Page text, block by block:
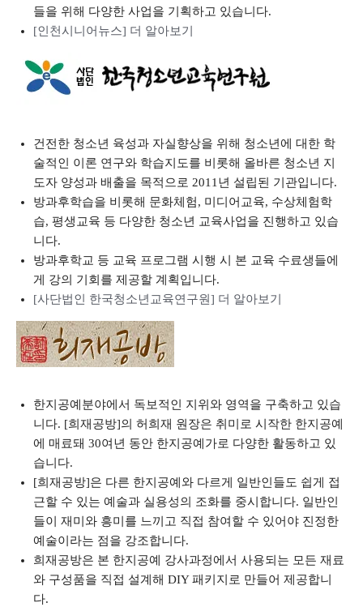
들을 위해 다양한 사업을 기획하고 있습니다.
[인천시니어뉴스] 더 알아보기
건전한 청소년 육성과 자실향상을 위해 청소년에 대한 학
술적인 이론 연구와 학습지도를 비롯해 올바른 청소년 지
도자 양성과 배출을 목적으로 2011년 설립된 기관입니다.
방과후학습을 비롯해 문화체험, 미디어교육, 수상체험학
습, 평생교육 등 다양한 청소년 교육사업을 진행하고 있습
니다.
방과후학교 등 교육 프로그램 시행 시 본 교육 수료생들에
게 강의 기회를 제공할 계획입니다.
[사단법인 한국청소년교육연구원] 더 알아보기
한지공예분야에서 독보적인 지위와 영역을 구축하고 있습
니다. [희재공방]의 허희재 원장은 취미로 시작한 한지공예
에 매료돼 30여년 동안 한지공예가로 다양한 활동하고 있
습니다.
[희재공방]은 다른 한지공예와 다르게 일반인들도 쉽게 접
근할 수 있는 예술과 실용성의 조화를 중시합니다. 일반인
들이 재미와 흥미를 느끼고 직접 참여할 수 있어야 진정한
예술이라는 점을 강조합니다.
희재공방은 본 한지공예 강사과정에서 사용되는 모든 재료
와 구성품을 직접 설계해 DIY 패키지로 만들어 제공합니
다.